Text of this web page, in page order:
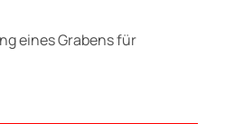
eines Grabens für